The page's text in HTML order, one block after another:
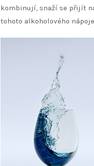
kombinují, snaží se přijít
tohoto alkoholového